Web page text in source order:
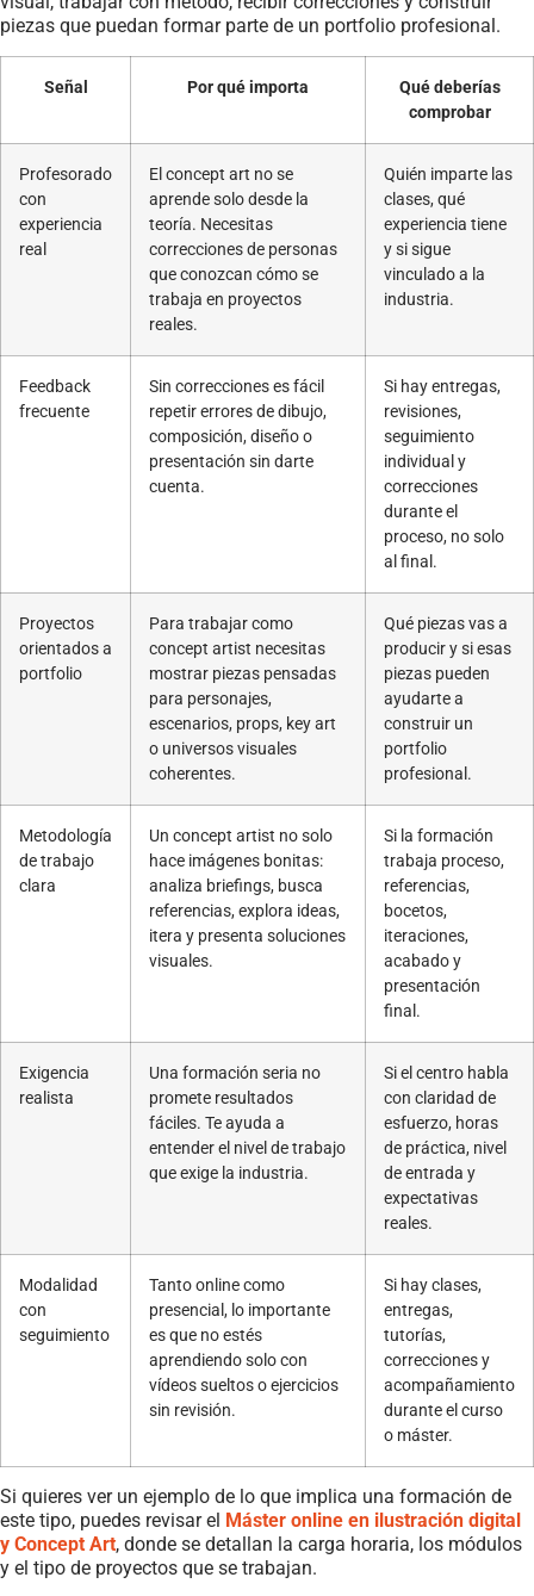
piezas que puedan formar parte de un portfolio profesional.
Señal Por qué importa
Qué deberías
comprobar
Profesorado
con
experiencia
real
El concept art no se
aprende solo desde la
teoría. Necesitas
correcciones de personas
que conozcan cómo se
trabaja en proyectos
reales.
Quién imparte las
clases, qué
experiencia tiene
y si sigue
vinculado a la
industria.
Feedback
frecuente
Sin correcciones es fácil
repetir errores de dibujo,
composición, diseño o
presentación sin darte
cuenta.
Si hay entregas,
revisiones,
seguimiento
individual y
correcciones
durante el
proceso, no solo
al final.
Proyectos
orientados a
portfolio
Para trabajar como
concept artist necesitas
mostrar piezas pensadas
para personajes,
escenarios, props, key art
o universos visuales
coherentes.
Qué piezas vas a
producir y si esas
piezas pueden
ayudarte a
construir un
portfolio
profesional.
Metodología
de trabajo
clara
Un concept artist no solo
hace imágenes bonitas:
analiza briefings, busca
referencias, explora ideas,
itera y presenta soluciones
visuales.
Si la formación
trabaja proceso,
referencias,
bocetos,
iteraciones,
acabado y
presentación
final.
Exigencia
realista
Una formación seria no
promete resultados
fáciles. Te ayuda a
entender el nivel de trabajo
que exige la industria.
Si el centro habla
con claridad de
esfuerzo, horas
de práctica, nivel
de entrada y
expectativas
reales.
Modalidad
con
seguimiento
Tanto online como
presencial, lo importante
es que no estés
aprendiendo solo con
vídeos sueltos o ejercicios
sin revisión.
Si hay clases,
entregas,
tutorías,
correcciones y
acompañamiento
durante el curso
o máster.
Si quieres ver un ejemplo de lo que implica una formación de
este tipo, puedes revisar el Máster online en ilustración digital
y Concept Art, donde se detallan la carga horaria, los módulos
y el tipo de proyectos que se trabajan.